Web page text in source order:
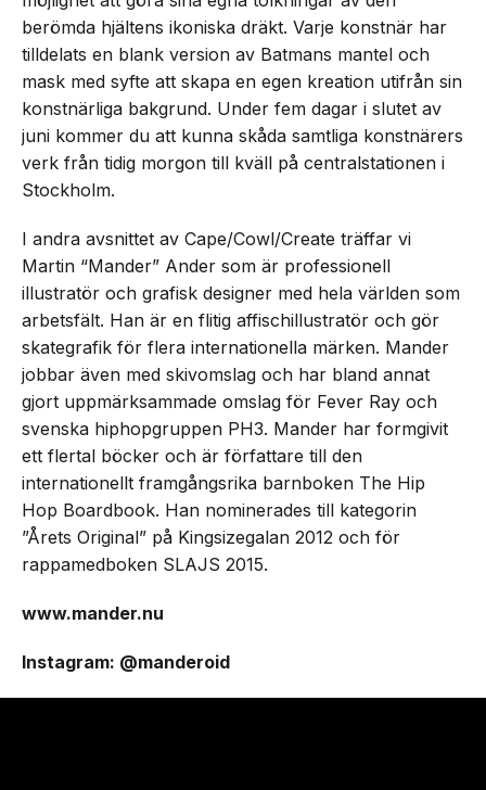
berömda hjältens ikoniska dräkt. Varje konstnär har
tilldelats en blank version av Batmans mantel och
mask med syfte att skapa en egen kreation utifrån sin
konstnärliga bakgrund. Under fem dagar i slutet av
juni kommer du att kunna skåda samtliga konstnärers
verk från tidig morgon till kväll på centralstationen i
Stockholm.
I andra avsnittet av Cape/Cowl/Create träffar vi
Martin “Mander” Ander som är professionell
illustratör och grafisk designer med hela världen som
arbetsfält. Han är en flitig affischillustratör och gör
skategrafik för flera internationella märken. Mander
jobbar även med skivomslag och har bland annat
gjort uppmärksammade omslag för Fever Ray och
svenska hiphopgruppen PH3. Mander har formgivit
ett flertal böcker och är författare till den
internationellt framgångsrika barnboken The Hip
Hop Boardbook. Han nominerades till kategorin
”Årets Original” på Kingsizegalan 2012 och för
rappamedboken SLAJS 2015.
www.mander.nu
Instagram: @manderoid